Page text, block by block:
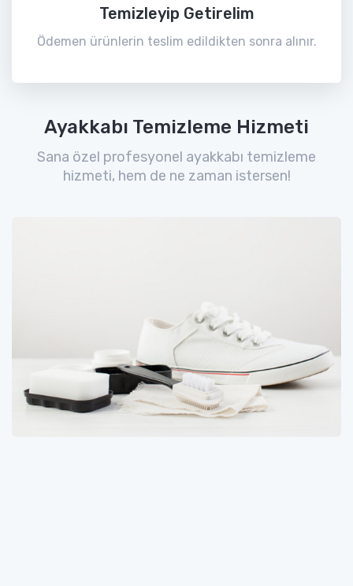
Temizleyip Getirelim
Ödemen ürünlerin teslim edildikten sonra alınır.
Ayakkabı Temizleme Hizmeti
Sana özel profesyonel ayakkabı temizleme
hizmeti, hem de ne zaman istersen!